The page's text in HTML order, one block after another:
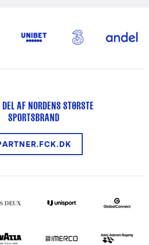
AF NORDENS STØRSTE
SPORTSBRAND